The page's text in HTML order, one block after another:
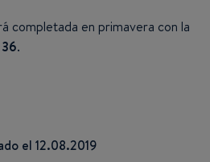
completada en primavera con la
.
el 12.08.2019